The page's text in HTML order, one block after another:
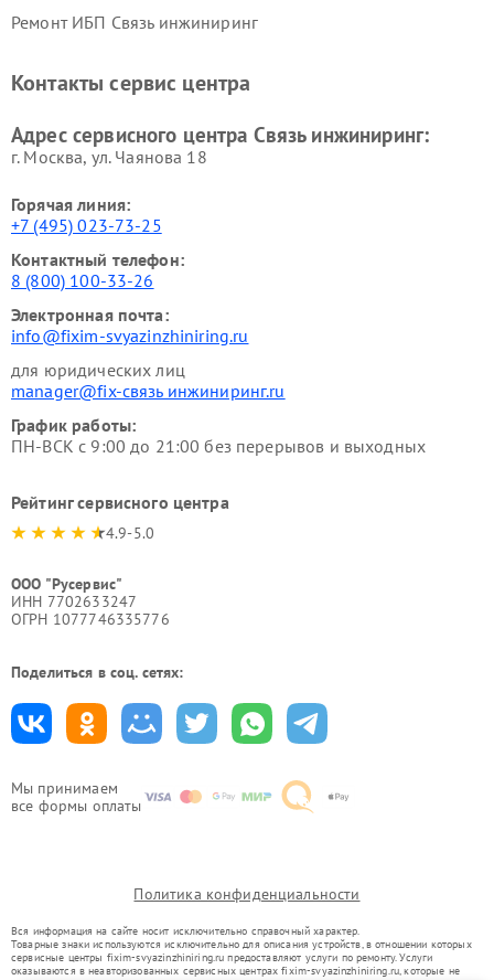
Мы принимаем
все формы оплаты
Ремонт ИБП Связь инжиниринг
Контакты сервис центра
Адрес сервисного центра Связь инжиниринг:
г. Москва, ул. Чаянова 18
Горячая линия:
+7 (495) 023-73-25
Контактный телефон:
8 (800) 100-33-26
Электронная почта:
info@fixim-svyazinzhiniring.ru
для юридических лиц
manager@fix-связь инжиниринг.ru
График работы:
ПН-ВСК с 9:00 до 21:00 без перерывов и выходных
Рейтинг сервисного центра
4.9-5.0
ООО "Русервис"
ИНН 7702633247
ОГРН 1077746335776
Поделиться в соц. сетях:
Политика конфиденциальности
Вся информация на сайте носит исключительно справочный характер.
Товарные знаки используются исключительно для описания устройств, в отношении которых
сервисные центры fixim-svyazinzhiniring.ru предоставляют услуги по ремонту. Услуги
оказываются в неавторизованных сервисных центрах fixim-svyazinzhiniring.ru, которые не